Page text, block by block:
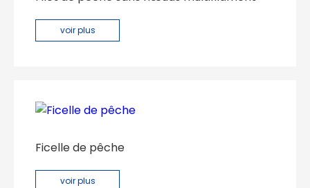
voir plus
Ficelle de pêche
voir plus